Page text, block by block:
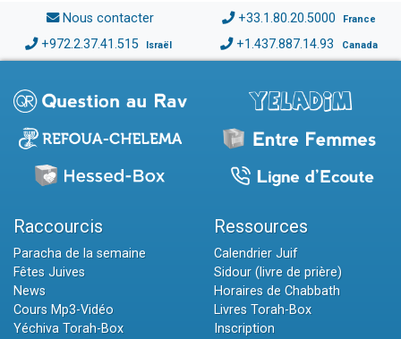
Nous contacter +33.1.80.20.5000 France
+972.2.37.41.515 Israël +1.437.887.14.93 Canada
Raccourcis
Paracha de la semaine
Fêtes Juives
News
Cours Mp3-Vidéo
Yéchiva Torah-Box
Ressources
Calendrier Juif
Sidour (livre de prière)
Horaires de Chabbath
Livres Torah-Box
Inscription